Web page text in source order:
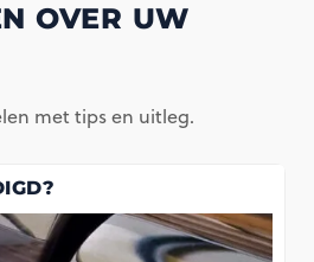
OVER UW
met tips en uitleg.